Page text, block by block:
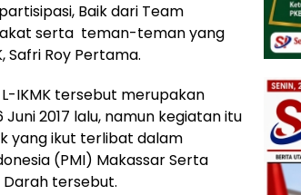
Baik dari Team
serta teman-teman yang
Safri Roy Pertama.
IKMK tersebut merupakan
2017 lalu, namun kegiatan itu
yang ikut terlibat dalam
(PMI) Makassar Serta
tersebut.